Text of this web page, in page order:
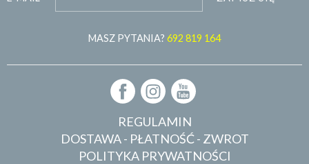
MASZ PYTANIA? 692 819 164
REGULAMIN
DOSTAWA - PŁATNOŚĆ - ZWROT
POLITYKA PRYWATNOŚCI